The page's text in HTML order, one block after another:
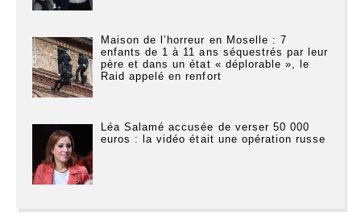
Maison de l’horreur en Moselle : 7
enfants de 1 à 11 ans séquestrés par leur
père et dans un état « déplorable », le
Raid appelé en renfort
Léa Salamé accusée de verser 50 000
euros : la vidéo était une opération russe